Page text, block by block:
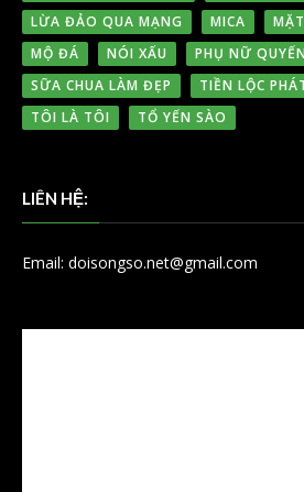
LỪA ĐẢO QUA MẠNG
MICA
MỘ ĐÁ
NÓI XẤU PHỤ NỮ
SỮA CHUA LÀM ĐẸP
TIỀN LỘC
TÔI LÀ TÔI
TỔ YẾN SÀO
LIÊN HỆ:
Email: doisongso.net@gmail.com